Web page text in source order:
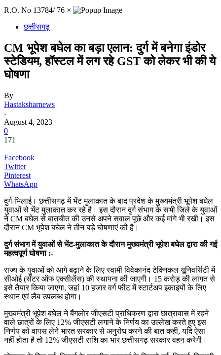
R.O. No 13784/ 76 ×
छत्तीसगढ़
CM भूपेश बघेल का बड़ा एलान: दुर्ग में बनेगा इंडोर
स्टेडियम, हॉस्टल में लग रहे GST को लेकर भी की ये
घोषणा
By
Hastaksharnews
-
August 4, 2023
0
171
Facebook
Twitter
Pinterest
WhatsApp
दुर्ग-भिलाई। छत्तीसगढ़ में भेंट मुलाकात के बाद प्रदेश के मुख्यमंत्री भूपेश बघेल
युवाओं से भेंट मुलाकात कर रहे है। इस दौरान दुर्ग संभाग के सभी जिले के युवाओं
ने CM बघेल से बातचीत की उनसे अपने सवाल पूछे और कई मांगे भी रखी। इस
दौरान CM भूपेश बघेल ने तीन बड़े घोषणाएं की है।
दुर्ग संभाग में युवाओं से भेंट-मुलाकात के दौरान मुख्यमंत्री भूपेश बघेल द्वारा की गई
महत्वपूर्ण घोषणा :-
राज्य के युवाओं को आगे बढ़ाने के लिए स्वामी विवेकानंद टेक्निकल यूनिवर्सिटी में
सीओई (सेंटर ऑफ एक्सीलेंस) की स्थापना की जाएगी। 15 करोड़ की लागत से
इसे तैयार किया जाएगा, जहां 10 हजार वर्ग फीट में स्टार्टअप इकाइयों के लिए
स्थान एवं लैब उपलब्ध होगा।
मुख्यमंत्री भूपेश बघेल ने बैंगलोर जीएसटी प्राधिकरण द्वारा छात्रावास में रहने
वाले छात्रों के लिए 12% जीएसटी लगाने के निर्णय का उल्लेख करते हुए इस
निर्णय को वापस लेने भारत सरकार से अनुरोध करने की बात कही, यदि ऐसा
नहीं होता है तो 12% जीएसटी राशि का भार छत्तीसगढ़ सरकार वहन करेगी।